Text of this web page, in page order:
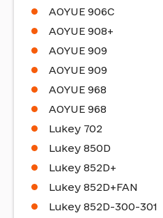
AOYUE 906C
AOYUE 908+
AOYUE 909
AOYUE 909
AOYUE 968
AOYUE 968
Lukey 702
Lukey 850D
Lukey 852D+
Lukey 852D+FAN
Lukey 852D-300-301